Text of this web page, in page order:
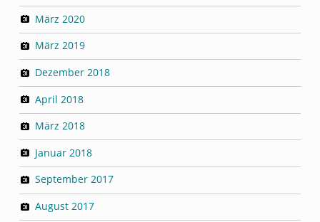
März 2020
März 2019
Dezember 2018
April 2018
März 2018
Januar 2018
September 2017
August 2017